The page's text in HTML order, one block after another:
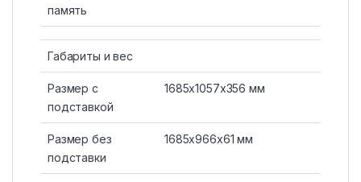
память
Габариты и вес
Размер с
подставкой
1685x1057x356 мм
Размер без
подставки
1685x966x61 мм